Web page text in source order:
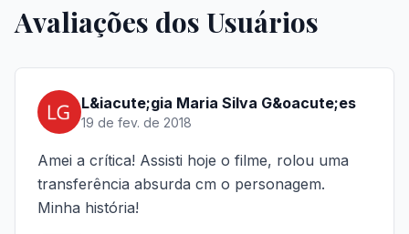
Avaliações dos Usuários
L&iacute;gia Maria Silva G&oacute;es
19 de fev. de 2018
Amei a crítica! Assisti hoje o filme, rolou uma
transferência absurda cm o personagem.
Minha história!